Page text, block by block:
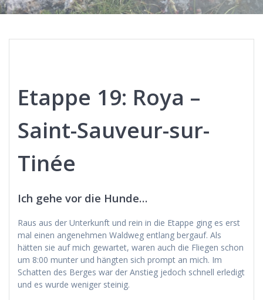
Etappe 19: Roya –
Saint-Sauveur-sur-
Tinée
Ich gehe vor die Hunde…
Raus aus der Unterkunft und rein in die Etappe ging es erst
mal einen angenehmen Waldweg entlang bergauf. Als
hätten sie auf mich gewartet, waren auch die Fliegen schon
um 8:00 munter und hängten sich prompt an mich. Im
Schatten des Berges war der Anstieg jedoch schnell erledigt
und es wurde weniger steinig.